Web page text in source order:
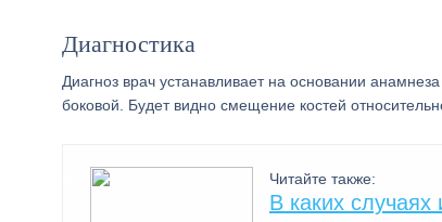
Диагностика
Диагноз врач устанавливает на основании
боковой. Будет видно смещение костей
Читайте также:
В каких